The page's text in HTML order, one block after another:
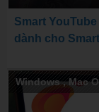
Smart
dành cho
Windows ,Mac